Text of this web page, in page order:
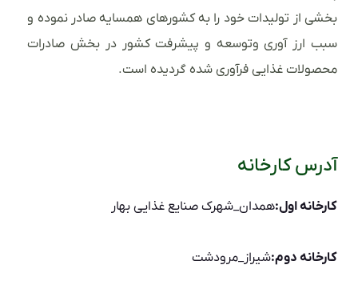
بخشی از تولیدات خود را به کشورهای همسایه صادر نموده و
سبب ارز آوری وتوسعه و پیشرفت کشور در بخش صادرات
محصولات غذایی فرآوری شده گردیده است.
آدرس کارخانه
کارخانه اول:همدان_شهرک صنایع غذایی بهار
کارخانه دوم:شیراز_مرودشت